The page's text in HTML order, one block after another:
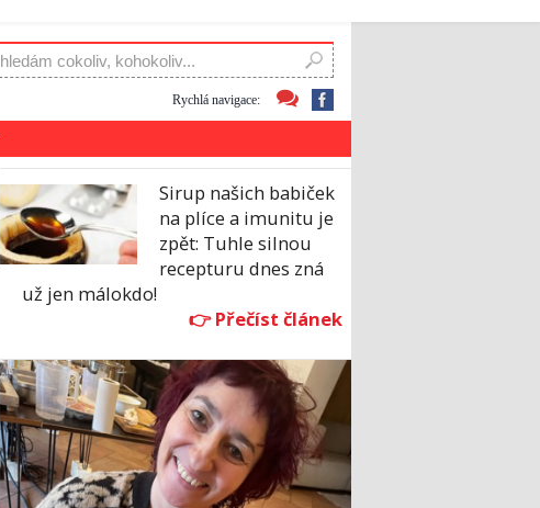
Rychlá navigace:
Sirup našich babiček
na plíce a imunitu je
zpět: Tuhle silnou
recepturu dnes zná
už jen málokdo!